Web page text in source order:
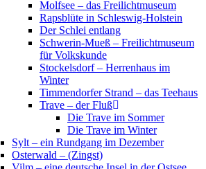
Molfsee – das Freilichtmuseum
Rapsblüte in Schleswig-Holstein
Der Schlei entlang
Schwerin-Mueß – Freilichtmuseum
für Volkskunde
Stockelsdorf – Herrenhaus im
Winter
Timmendorfer Strand – das Teehaus
Trave – der Fluß
Die Trave im Sommer
Die Trave im Winter
Sylt – ein Rundgang im Dezember
Osterwald – (Zingst)